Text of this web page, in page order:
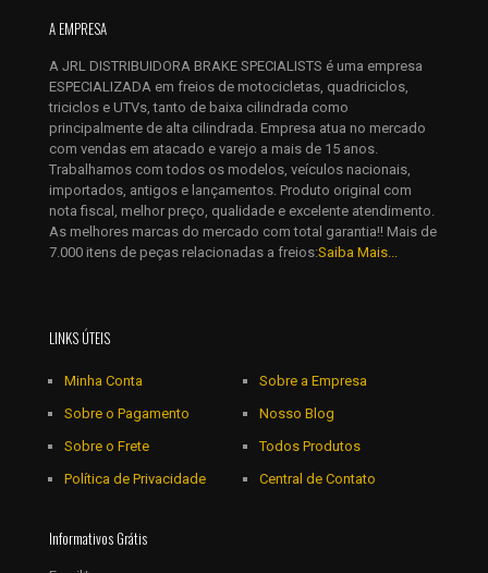
Salvar meus dados neste navegador para a próxima vez que
eu comentar.
A EMPRESA
A JRL DISTRIBUIDORA BRAKE SPECIALISTS é uma empresa
ESPECIALIZADA em freios de motocicletas, quadriciclos,
triciclos e UTVs, tanto de baixa cilindrada como
principalmente de alta cilindrada. Empresa atua no mercado
com vendas em atacado e varejo a mais de 15 anos.
Trabalhamos com todos os modelos, veículos nacionais,
importados, antigos e lançamentos. Produto original com
nota fiscal, melhor preço, qualidade e excelente atendimento.
As melhores marcas do mercado com total garantia!! Mais de
7.000 itens de peças relacionadas a freios:Saiba Mais...
LINKS ÚTEIS
Minha Conta
Sobre o Pagamento
Sobre o Frete
Política de Privacidade
Sobre a Empresa
Nosso Blog
Todos Produtos
Central de Contato
Informativos Grátis